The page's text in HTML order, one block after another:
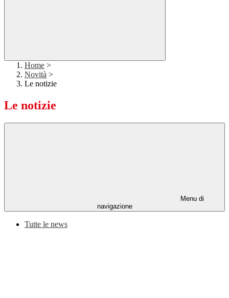
Home >
Novità >
Le notizie
Le notizie
Menu di
navigazione
Tutte le news